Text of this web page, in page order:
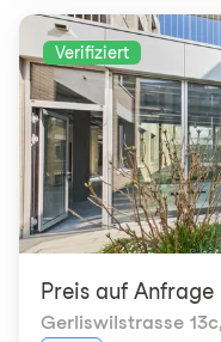
Verifiziert
Preis auf Anfrage
Gerliswilstrasse 13c